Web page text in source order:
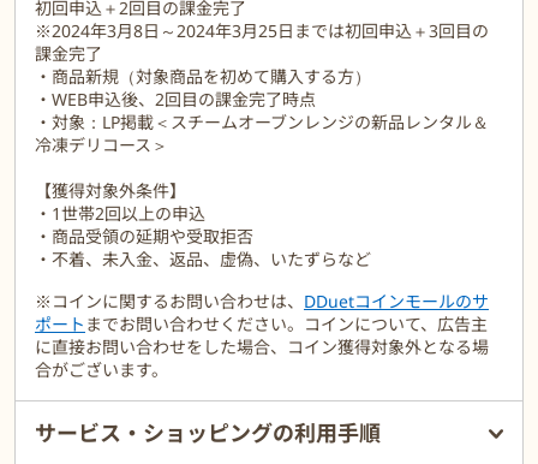
お店で購入すると高額のため、購入前に調理を試してみたいニーズ
は多く、新品でレンタルできるこのサービス
は大変喜ばれています。
■機器：パナソニック オーブンレンジ ビストロ（NE-BS8A-K）
■カラー：ブラック
1. 発熱する「ヒートグリル皿」で、肉や魚の両面焼きや、麺やごは
んの蒸し焼きもおまかせ
2. ボウルに材料を入れるだけで調理してくれる「ワンボウルメニュ
ー」を搭載
■付属品：ヒートグリル皿（1枚）、角皿（2枚）、取説レシピ集
■外形寸法：幅494mm×奥行435mm※2×高さ370mm
毎月選べる食材は、デパ地下でも大人気のRF1や神戸コロッケの食
品です。素材から調理までこだわるレストラ
ン品質の味わいを冷凍でお届け。お好きな時に食べることができま
す。
初回申込＋2回目の課金完了
※2024年3月8日～2024年3月25日までは初回申込＋3回目の
課金完了
・商品新規（対象商品を初めて購入する方）
・WEB申込後、2回目の課金完了時点
・対象：LP掲載＜スチームオーブンレンジの新品レンタル＆
冷凍デリコース＞
【獲得対象外条件】
・1世帯2回以上の申込
・商品受領の延期や受取拒否
・不着、未入金、返品、虚偽、いたずらなど
※コインに関するお問い合わせは、 DDuetコインモールのサ
ポート までお問い合わせください。コインについて、広告主
に直接お問い合わせをした場合、コイン獲得対象外となる場
合がございます。
サービス・ショッピングの利用手順